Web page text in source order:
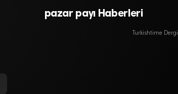
pazar payı Haberleri
Turkishtime Dergi